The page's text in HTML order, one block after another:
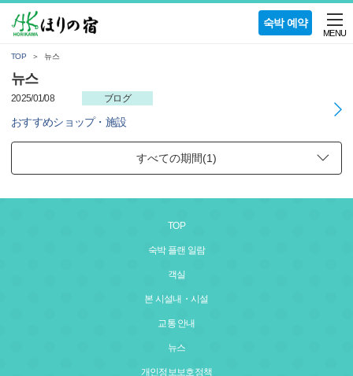
숙박 예약
MENU
TOP 뉴스
뉴스
2025/01/08 ブログ
おすすめショップ・施設
TOP
숙박 플랜 일람
객실
본 시설내・시설
교통 안내
뉴스
개인정보보호정책